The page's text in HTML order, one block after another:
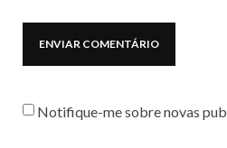
Notifique-me sobre novas